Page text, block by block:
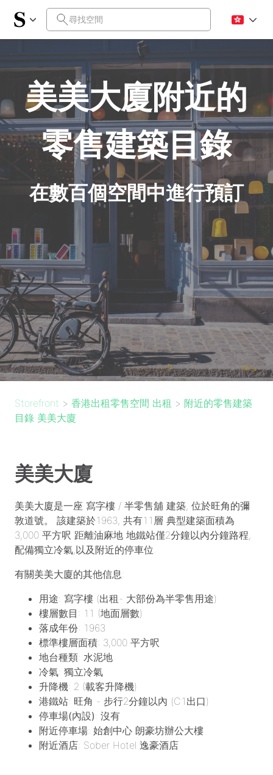
美美大廈附近的
零售建築目錄
在數百個空間中進行預訂
Storefront > 香港出租零售空間 出租 > 附近的零售建築
目錄 美美大廈
美美大廈
美美大廈是一座 寫字樓 / 半零售舖 建築, 位於旺角的彌
敦道號。 該建築於1963, 共有11層 典型建築面積為
3,000 平方呎 距離油麻地 地鐵站僅2分鐘以內分鐘路程,
配備獨立冷氣,以及附近的停車位.
有關美美大廈的其他信息:
用途: 寫字樓 (出租- 大部份為半零售用途)
樓層數目 : 11 (地面層數)
落成年份: 1963
標準樓層面積: 3,000 平方呎
地台種類: 水泥地
冷氣: 獨立冷氣
升降機: 2 (載客升降機)
港鐵站: 旺角 - 步行2分鐘以內 (C1出口)
停車場(內設): 沒有
附近停車場: 始創中心 朗豪坊辦公大樓
附近酒店: Sober Hotel 逸豪酒店